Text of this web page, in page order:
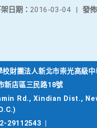
發
日期： 2016-03-04
|
校財團法人新北市崇光高級中
新店區三民路18號
Rd., Xindian Dist.,
29112543